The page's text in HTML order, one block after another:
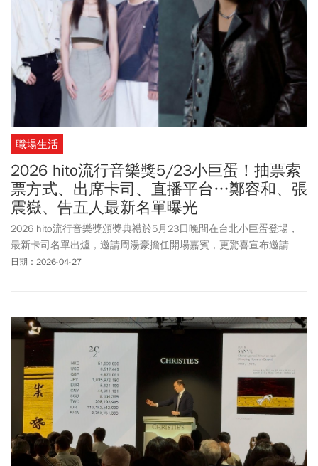
職場生活
2026 hito流行音樂獎5/23小巨蛋！抽票索
票方式、出席卡司、直播平台…鄭容和、張
震嶽、告五人最新名單曝光
2026 hito流行音樂獎頒獎典禮於5月23日晚間在台北小巨蛋登場，
最新卡司名單出爐，邀請周湯豪擔任開場嘉賓，更驚喜宣布邀請
CNBLUE主唱鄭容和擔任海外演出嘉賓。目前最新出席卡司名單包含
瑜、派偉俊Patrick Brasca、馬念先、張震嶽Ayal Komod、鄭容和、
蘇慧倫，陣容相當堅強2026 hito流行音樂獎結合頒獎與音樂人表
演，每年都受到許多樂迷們的喜愛，今年典禮也有多種方式能取得
門票，2026 hito流行音樂獎出席卡司、索票方式、直播平台一次整
理！
日期：2026-04-27